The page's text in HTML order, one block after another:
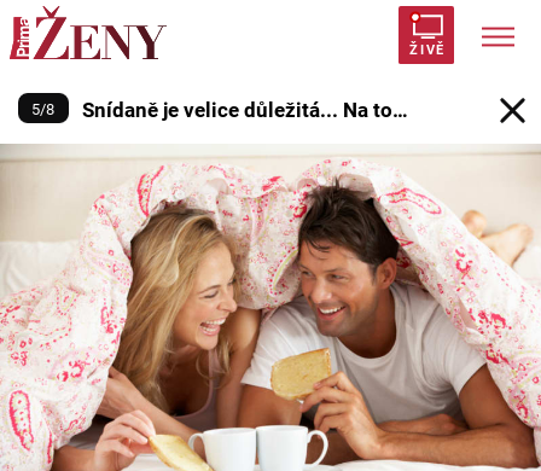
ŽIVĚ
Trendy: Polabí Inspekce Prostřeno!
AYTO?
Módní alarm
Zrádci Proměny
Témata
Celebrity
Vztahy
Snídaně je velice důležitá... Na
5/8
Snídaně je velice důležitá... Na to
nezapomínejte!